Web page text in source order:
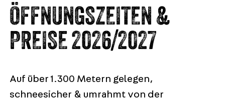
ÖFFNUNGSZEITEN &
PREISE 2026/2027
Auf über 1.300 Metern gelegen,
schneesicher & umrahmt von der